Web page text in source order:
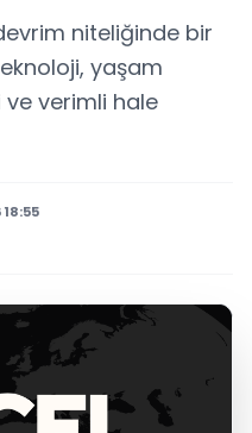
niteliğinde bir
yaşam
ve verimli hale